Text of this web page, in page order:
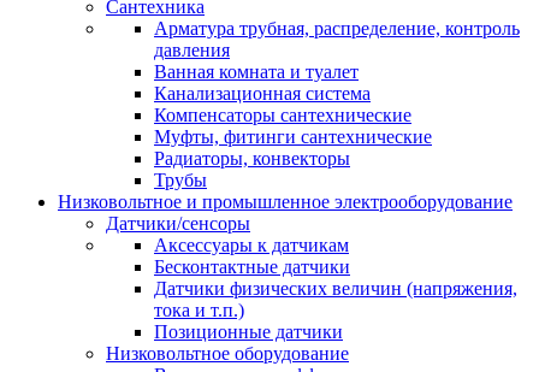
Сантехника
Арматура трубная, распределение, контроль
давления
Ванная комната и туалет
Канализационная система
Компенсаторы сантехнические
Муфты, фитинги сантехнические
Радиаторы, конвекторы
Трубы
Низковольтное и промышленное электрооборудование
Датчики/сенсоры
Аксессуары к датчикам
Бесконтактные датчики
Датчики физических величин (напряжения,
тока и т.п.)
Позиционные датчики
Низковольтное оборудование